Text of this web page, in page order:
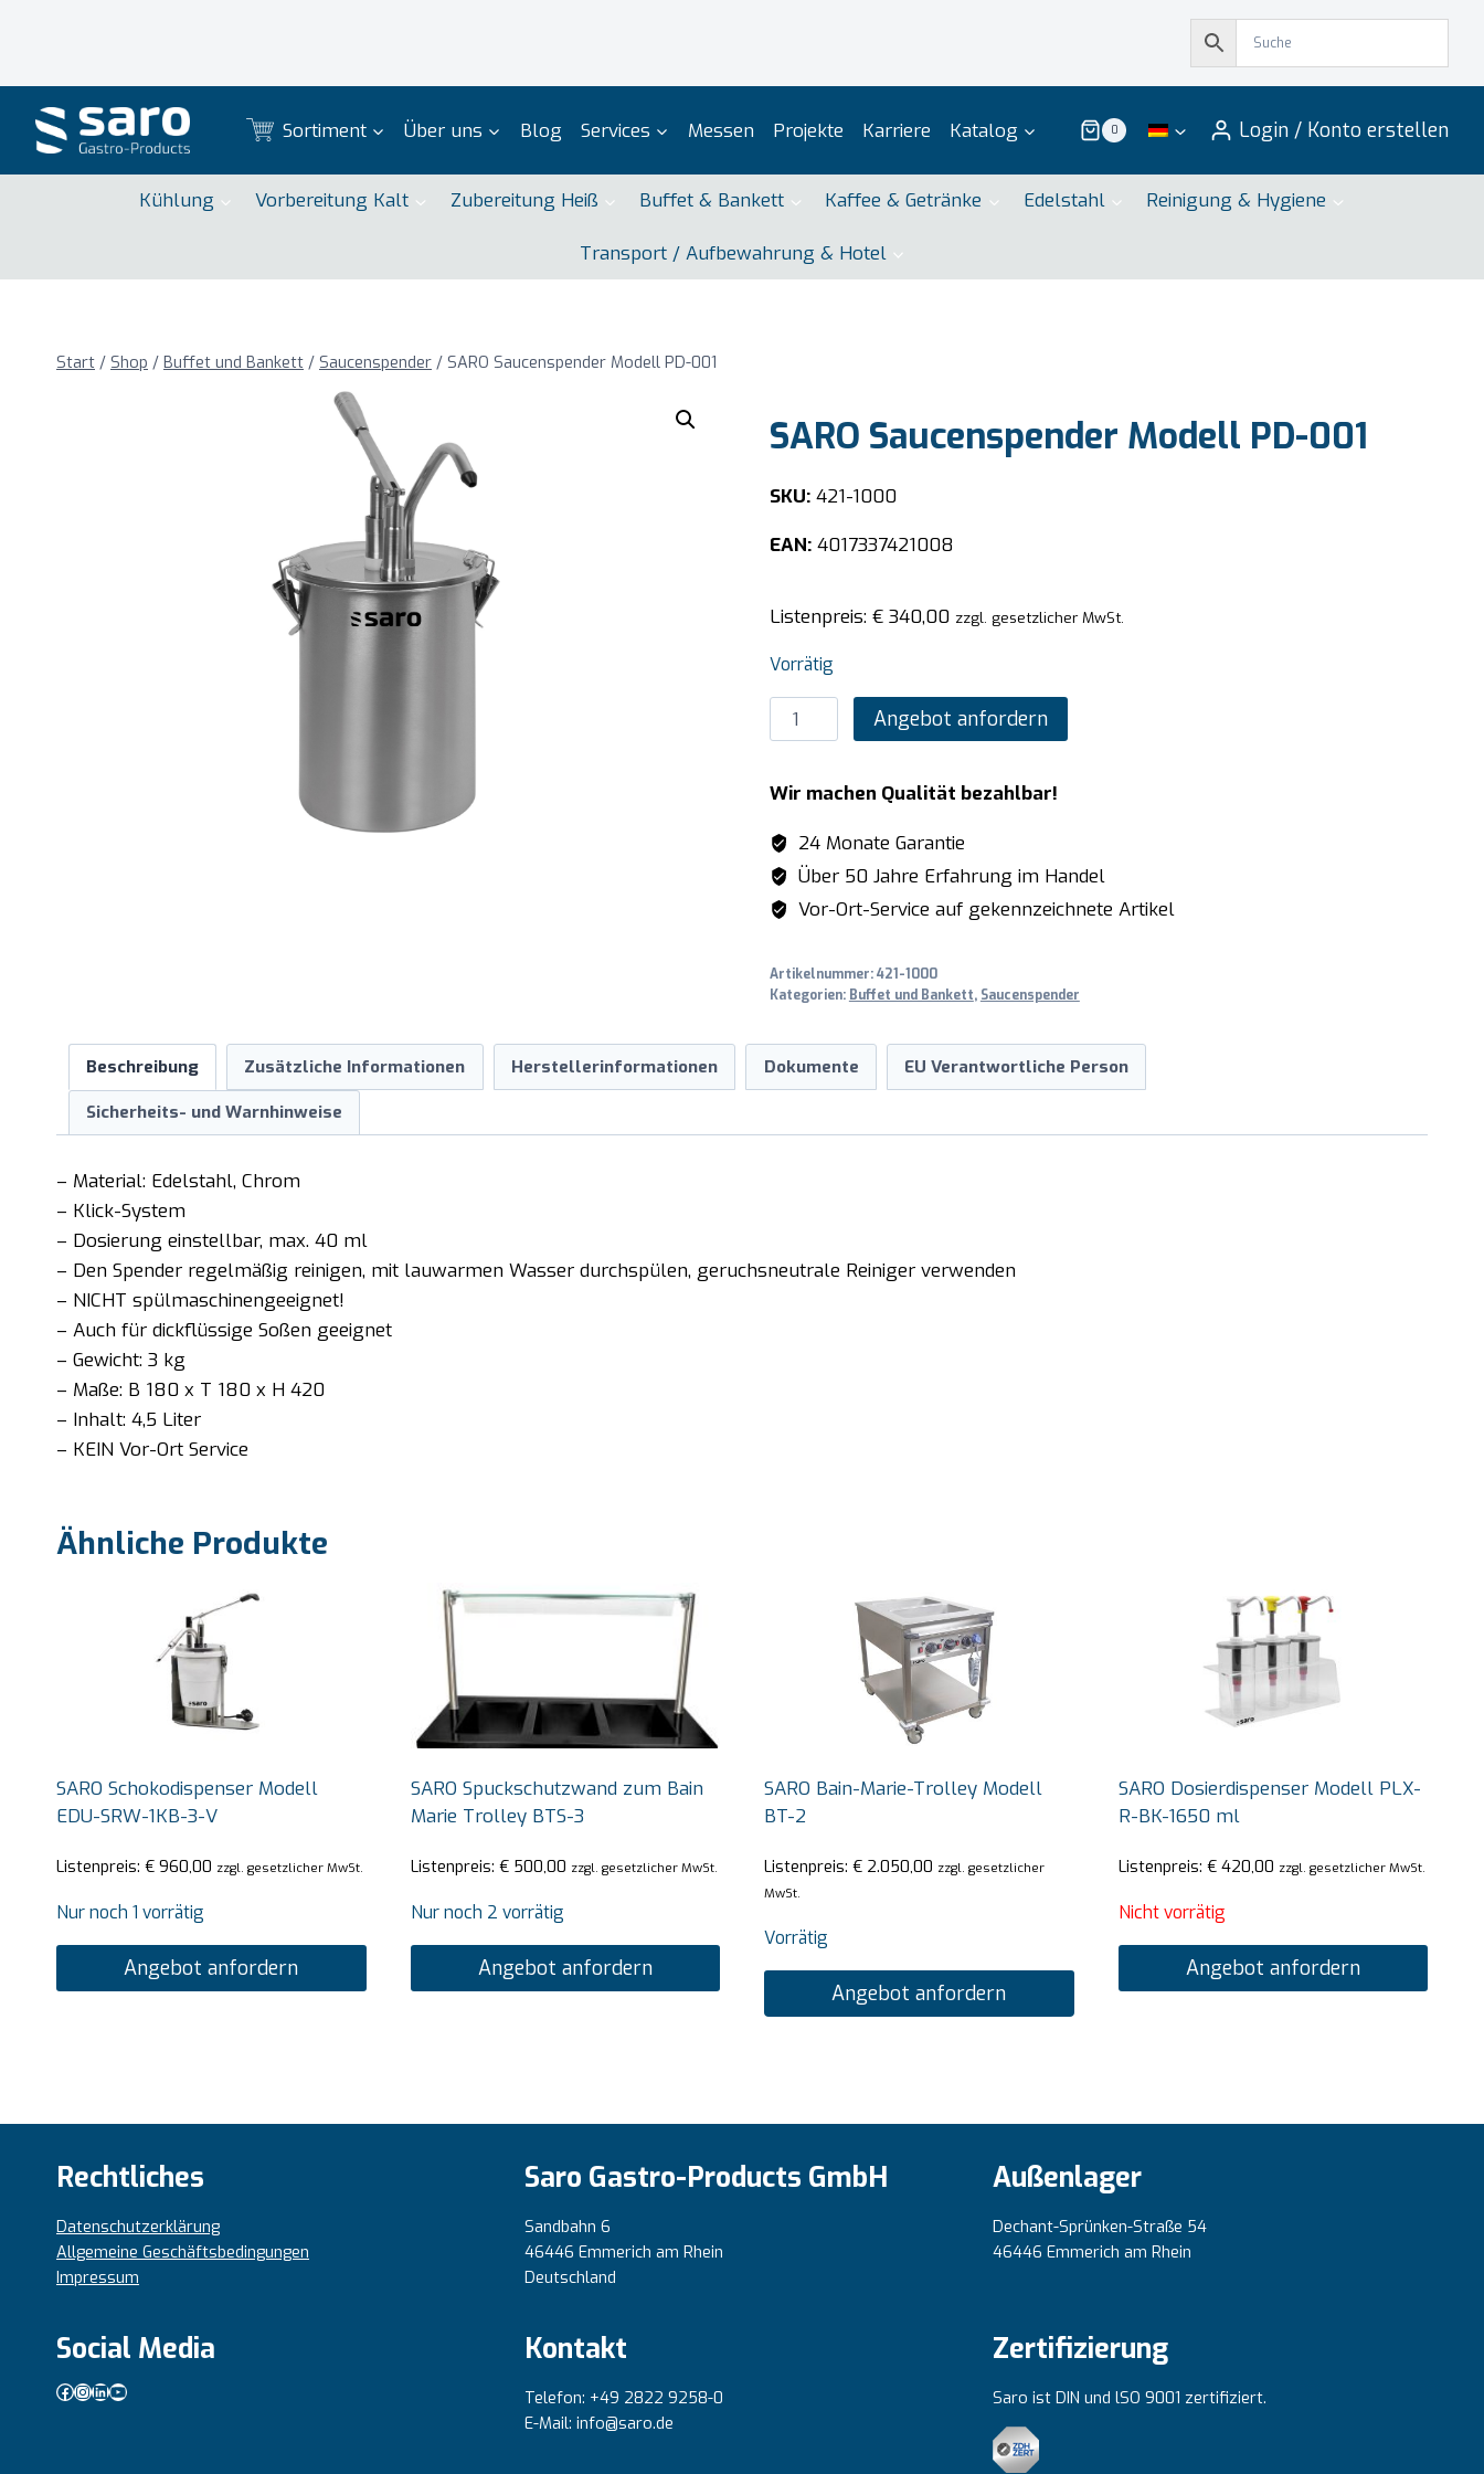
Sortiment Über uns Blog Services Messen Projekte Karriere Katalog 0 Login / Konto erstellen
Kühlung Vorbereitung Kalt Zubereitung Heiß Buffet & Bankett Kaffee & Getränke Edelstahl Reinigung & Hygiene
Transport / Aufbewahrung & Hotel
Start / Shop / Buffet und Bankett / Saucenspender / SARO Saucenspender Modell PD-001
SARO Saucenspender Modell PD-001
SKU:421-1000
EAN:4017337421008
Listenpreis: €340,00 zzgl. gesetzlicher MwSt.
Vorrätig
SARO
Saucenspender
PD-
001
Menge
Angebot anfordern
Wir machen Qualität bezahlbar!
24 Monate Garantie
Über 50 Jahre Erfahrung im Handel
Vor-Ort-Service auf gekennzeichnete Artikel
Artikelnummer:421-1000
Kategorien: Buffet und Bankett, Saucenspender
Beschreibung Zusätzliche Informationen Herstellerinformationen Dokumente EU Verantwortliche Person
Sicherheits- und Warnhinweise
– Material: Edelstahl, Chrom
– Klick-System
– Dosierung einstellbar, max. 40 ml
– Den Spender regelmäßig reinigen, mit lauwarmen Wasser durchspülen, geruchsneutrale Reiniger verwenden
– NICHT spülmaschinengeeignet!
– Auch für dickflüssige Soßen geeignet
– Gewicht: 3 kg
– Maße: B 180 x T 180 x H 420
– Inhalt: 4,5 Liter
– KEIN Vor-Ort Service
Ähnliche Produkte
SARO Schokodispenser Modell
EDU-SRW-1KB-3-V
Listenpreis: € 960,00 zzgl. gesetzlicher MwSt.
Nur noch 1 vorrätig
Angebot anfordern
SARO Spuckschutzwand zum Bain
Marie Trolley BTS-3
Listenpreis: €500,00 zzgl. gesetzlicher MwSt.
Nur noch 2 vorrätig
Angebot anfordern
SARO Bain-Marie-Trolley Modell
BT-2
Listenpreis: € 2.050,00 zzgl. gesetzlicher
MwSt.
Vorrätig
Angebot anfordern
SARO Dosierdispenser Modell PLX-
R-BK-1650 ml
Listenpreis: €420,00 zzgl. gesetzlicher MwSt.
Nicht vorrätig
Angebot anfordern
Rechtliches
Datenschutzerklärung
Allgemeine Geschäftsbedingungen
Impressum
Saro Gastro-Products GmbH
Sandbahn 6
46446 Emmerich am Rhein
Deutschland
Außenlager
Dechant-Sprünken-Straße 54
46446 Emmerich am Rhein
Social Media
Facebook
Instagram
LinkedIn
YouTube
Kontakt
Telefon: +49 2822 9258-0
E-Mail: info@saro.de
Zertifizierung
Saro ist DIN und lSO 9001 zertifiziert.